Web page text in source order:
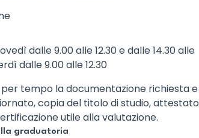
dalle 9.00 alle 12.30 e dalle 14.30 alle
dalle 9.00 alle 12.30
tempo la documentazione richiesta e
copia del titolo di studio, attestato
utile alla valutazione.
graduatoria